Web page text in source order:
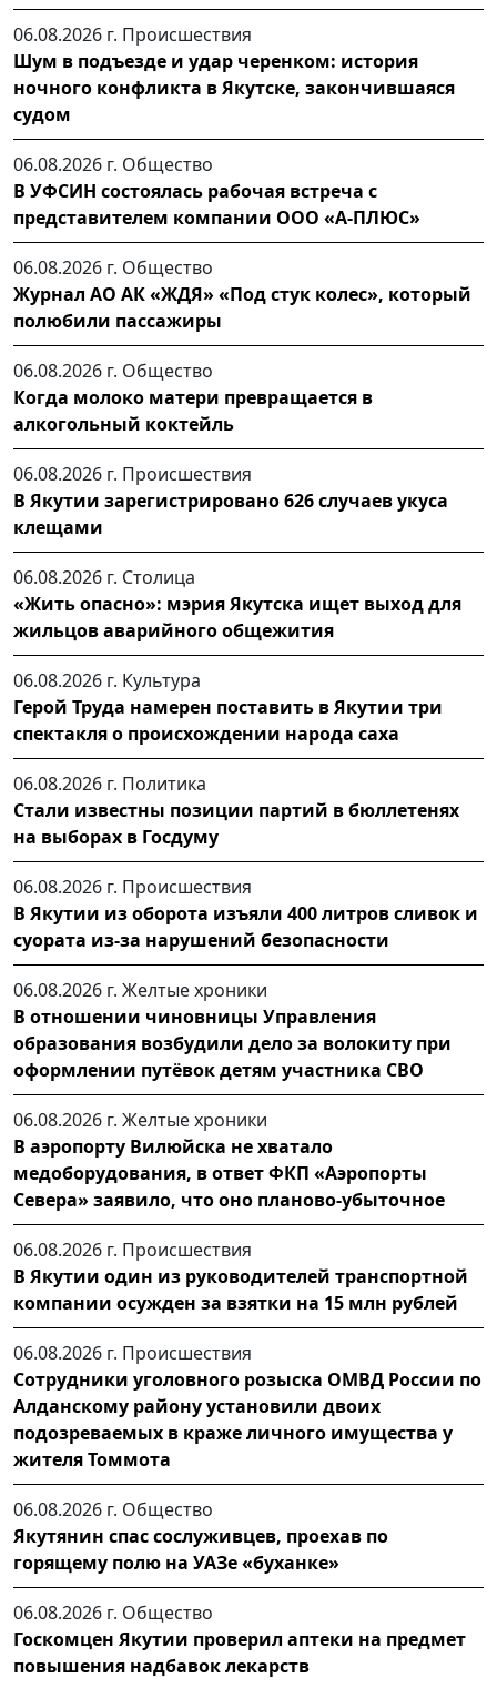
06.08.2026 г. Происшествия
Шум в подъезде и удар черенком: история
ночного конфликта в Якутске, закончившаяся
судом
06.08.2026 г. Общество
В УФСИН состоялась рабочая встреча с
представителем компании ООО «А-ПЛЮС»
06.08.2026 г. Общество
Журнал АО АК «ЖДЯ» «Под стук колес», который
полюбили пассажиры
06.08.2026 г. Общество
Когда молоко матери превращается в
алкогольный коктейль
06.08.2026 г. Происшествия
В Якутии зарегистрировано 626 случаев укуса
клещами
06.08.2026 г. Столица
«Жить опасно»: мэрия Якутска ищет выход для
жильцов аварийного общежития
06.08.2026 г. Культура
Герой Труда намерен поставить в Якутии три
спектакля о происхождении народа саха
06.08.2026 г. Политика
Стали известны позиции партий в бюллетенях
на выборах в Госдуму
06.08.2026 г. Происшествия
В Якутии из оборота изъяли 400 литров сливок и
суората из-за нарушений безопасности
06.08.2026 г. Желтые хроники
В отношении чиновницы Управления
образования возбудили дело за волокиту при
оформлении путёвок детям участника СВО
06.08.2026 г. Желтые хроники
В аэропорту Вилюйска не хватало
медоборудования, в ответ ФКП «Аэропорты
Севера» заявило, что оно планово-убыточное
06.08.2026 г. Происшествия
В Якутии один из руководителей транспортной
компании осужден за взятки на 15 млн рублей
06.08.2026 г. Происшествия
Сотрудники уголовного розыска ОМВД России по
Алданскому району установили двоих
подозреваемых в краже личного имущества у
жителя Томмота
06.08.2026 г. Общество
Якутянин спас сослуживцев, проехав по
горящему полю на УАЗе «буханке»
06.08.2026 г. Общество
Госкомцен Якутии проверил аптеки на предмет
повышения надбавок лекарств